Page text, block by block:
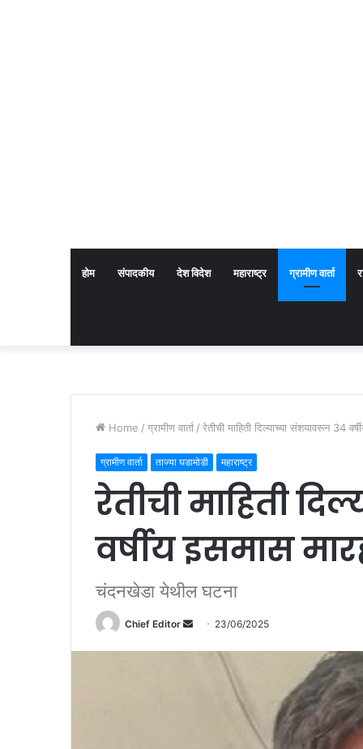
होम संपादकीय देश विदेश महाराष्ट्र ग्रामीण वार्ता
Home / ग्रामीण वार्ता / रेतीची माहिती दिल्याच्या संशयावरून 34
ग्रामीण वार्ता ताज्या घडामोडी महाराष्ट्र
रेतीची माहिती
वर्षीय इसमास
चंदनखेडा येथील घटना
Chief Editor 23/06/2025